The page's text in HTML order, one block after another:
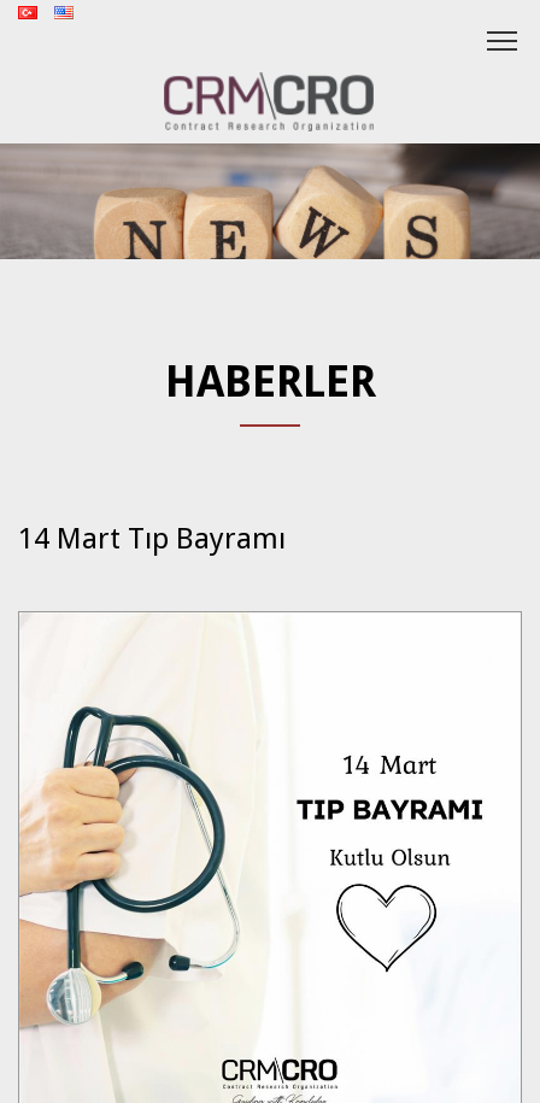
HABERLER
14 Mart Tıp Bayramı